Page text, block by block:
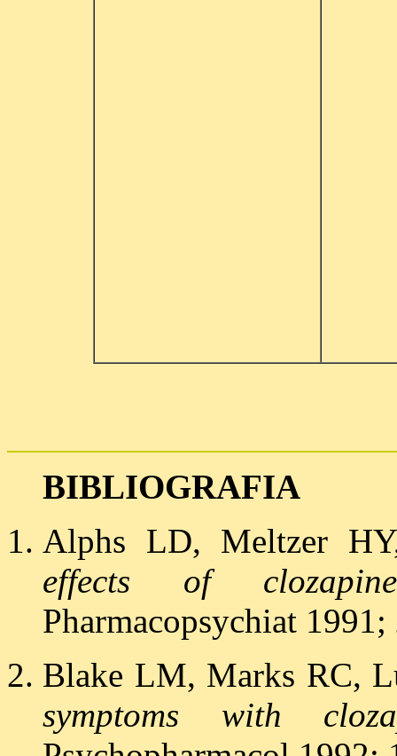
BIBLIOGRAFIA
Alphs LD, Meltzer
effects of
Pharmacopsychiat
Blake LM, Marks RC,
symptoms with